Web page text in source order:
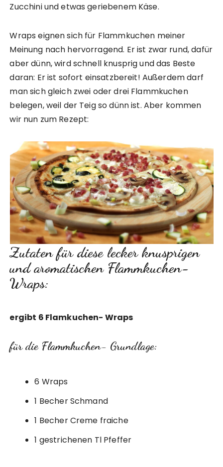
Zucchini und etwas geriebenem Käse.
Wraps eignen sich für Flammkuchen meiner
Meinung nach hervorragend. Er ist zwar rund, dafür
aber dünn, wird schnell knusprig und das Beste
daran: Er ist sofort einsatzbereit! Außerdem darf
man sich gleich zwei oder drei Flammkuchen
belegen, weil der Teig so dünn ist. Aber kommen
wir nun zum Rezept:
Zutaten für diese lecker knusprigen
und aromatischen Flammkuchen-
Wraps:
ergibt 6 Flamkuchen- Wraps
für die Flammkuchen- Grundlage:
6 Wraps
1 Becher Schmand
1 Becher Creme fraiche
1 gestrichenen Tl Pfeffer